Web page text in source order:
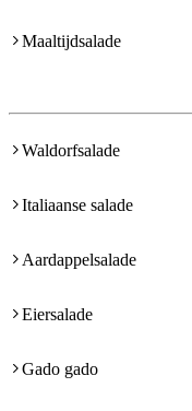
Maaltijdsalade
Waldorfsalade
Italiaanse salade
Aardappelsalade
Eiersalade
Gado gado